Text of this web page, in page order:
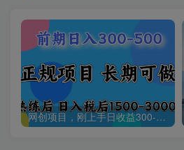
网创项目，刚上手日收益300-500左右，熟悉后日收益1500-3000